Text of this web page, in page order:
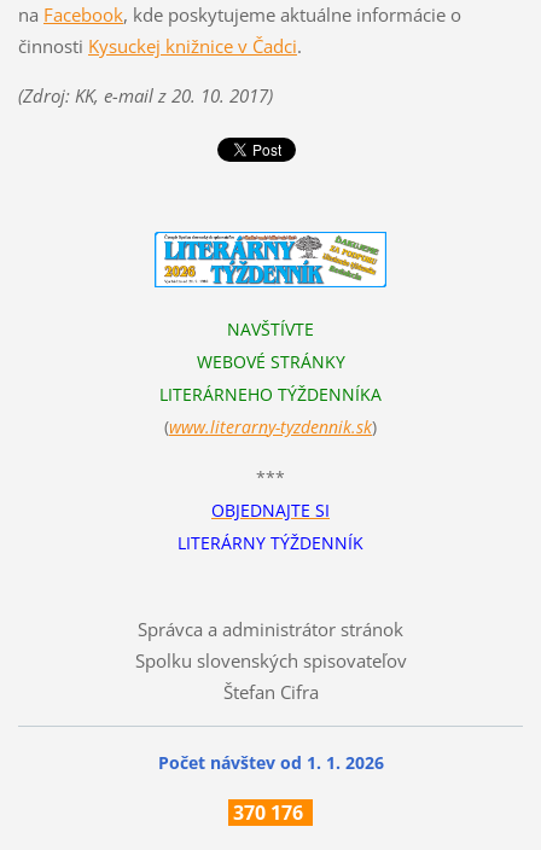
na Facebook, kde poskytujeme aktuálne informácie o
činnosti Kysuckej knižnice v Čadci.
(Zdroj: KK, e-mail z 20. 10. 2017)
NAVŠTÍVTE
WEBOVÉ STRÁNKY
LITERÁRNEHO TÝŽDENNÍKA
(www.literarny-tyzdennik.sk)
***
OBJEDNAJTE SI
LITERÁRNY TÝŽDENNÍK
Správca a administrátor stránok
Spolku slovenských spisovateľov
Štefan Cifra
Počet návštev od 1. 1. 2026
370 176